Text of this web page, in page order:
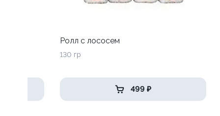
Ролл с лососем
130 гр
499 ₽